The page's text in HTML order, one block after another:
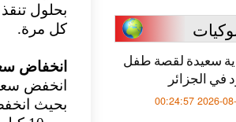
بحلول
كل مرة.
انخفاض
انخفض
سعيدة لقصة طفل
في الجزائر
2026-08-04